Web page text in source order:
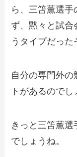
ら、三笘薫選
ず、黙々と試合
うタイプだった
自分の専門外の
トがあるのでし
きっと三笘薫
でしょうね。